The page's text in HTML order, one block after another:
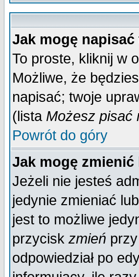
Jak mogę
To proste, kliknij w
Możliwe, że
napisać; twoje
(lista Możesz pisać
Powrót do góry
Jak mogę
Jeżeli nie jesteś
jedynie zmieniać
jest to możliwe
przycisk zmień
odpowiedział po